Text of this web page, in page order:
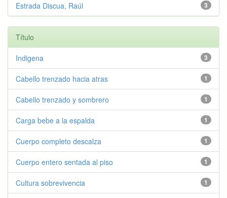
3
Estrada Discua, Raúl
Título
3
Indigena
1
Cabello trenzado hacia atras
1
Cabello trenzado y sombrero
1
Carga bebe a la espalda
1
Cuerpo completo descalza
1
Cuerpo entero sentada al piso
1
Cultura sobrevivencia